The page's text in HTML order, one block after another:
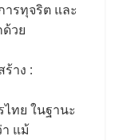
รทุจริต และ
วย
าง :
ทย ในฐานะ
แม้